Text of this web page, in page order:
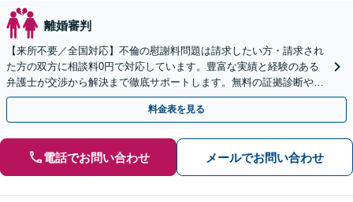
離婚審判
【来所不要／全国対応】不倫の慰謝料問題は請求したい方・請求され
た方の双方に相談料0円で対応しています。豊富な実績と経験のある
弁護士が交渉から解決まで徹底サポートします。無料の証拠診断や着
手金の返還保証もありますので安心してご相談ください。
料金表を見る
電話でお問い合わせ メールでお問い合わせ